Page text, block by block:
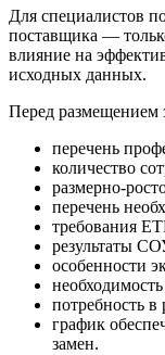
Для специалистов
поставщика —
влияние на
исходных данных.
Перед размещением
перечень
количество
размерно-
перечень
требования
результаты
особенности
потребность в
график
замен.